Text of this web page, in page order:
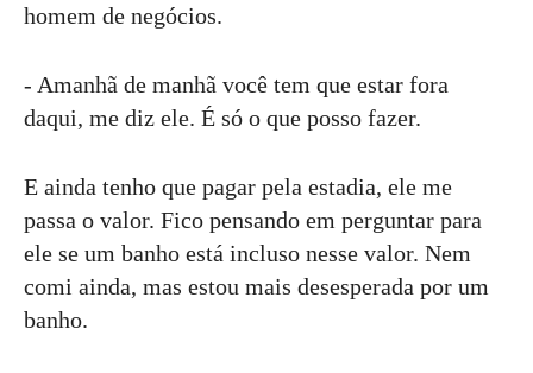
homem de negócios.
- Amanhã de manhã você tem que estar fora
daqui, me diz ele. É só o que posso fazer.
E ainda tenho que pagar pela estadia, ele me
passa o valor. Fico pensando em perguntar para
ele se um banho está incluso nesse valor. Nem
comi ainda, mas estou mais desesperada por um
banho.